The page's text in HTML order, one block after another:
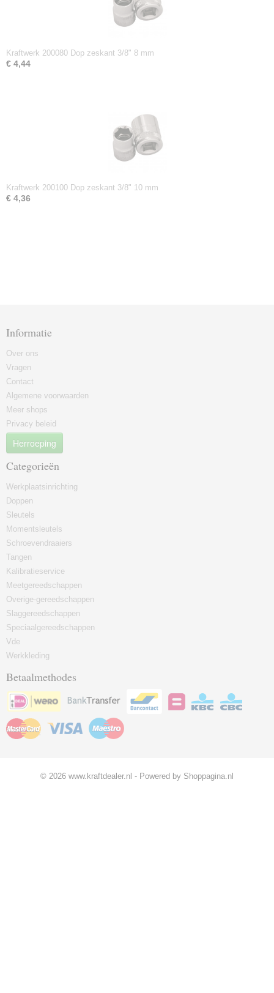
Kraftwerk 200080 Dop zeskant 3/8" 8 mm
€ 4,44
Kraftwerk 200100 Dop zeskant 3/8" 10 mm
€ 4,36
Informatie
Over ons
Vragen
Contact
Algemene voorwaarden
Meer shops
Privacy beleid
Herroeping
Categorieën
Werkplaatsinrichting
Doppen
Sleutels
Momentsleutels
Schroevendraaiers
Tangen
Kalibratieservice
Meetgereedschappen
Overige-gereedschappen
Slaggereedschappen
Speciaalgereedschappen
Vde
Werkkleding
Betaalmethodes
© 2026 www.kraftdealer.nl - Powered by Shoppagina.nl